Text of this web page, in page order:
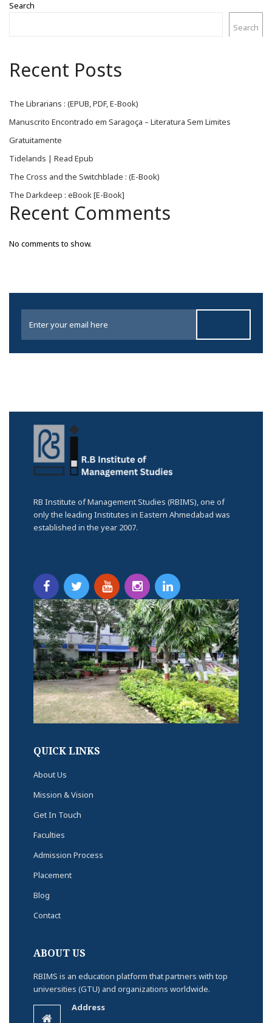
Search
Search
Recent Posts
The Librarians : (EPUB, PDF, E-Book)
Manuscrito Encontrado em Saragoça – Literatura Sem Limites
Gratuitamente
Tidelands | Read Epub
The Cross and the Switchblade : (E-Book)
The Darkdeep : eBook [E-Book]
Recent Comments
No comments to show.
RB Institute of Management Studies (RBIMS), one of
only the leading Institutes in Eastern Ahmedabad was
established in the year 2007.
QUICK LINKS
About Us
Mission & Vision
Get In Touch
Faculties
Admission Process
Placement
Blog
Contact
ABOUT US
RBIMS is an education platform that partners with top
universities (GTU) and organizations worldwide.
Address